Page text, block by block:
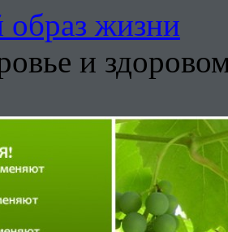
образ жизни
и